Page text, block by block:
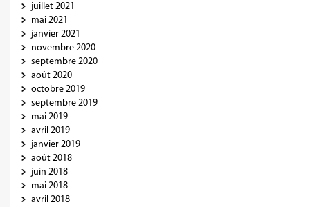
juillet 2021
mai 2021
janvier 2021
novembre 2020
septembre 2020
août 2020
octobre 2019
septembre 2019
mai 2019
avril 2019
janvier 2019
août 2018
juin 2018
mai 2018
avril 2018